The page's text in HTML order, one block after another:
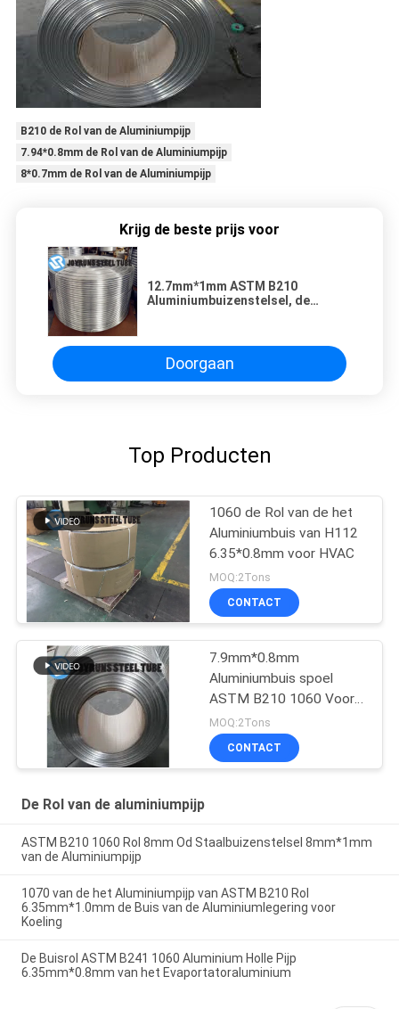
B210 de Rol van de Aluminiumpijp
7.94*0.8mm de Rol van de Aluminiumpijp
8*0.7mm de Rol van de Aluminiumpijp
Krijg de beste prijs voor
12.7mm*1mm ASTM B210
Aluminiumbuizenstelsel, de
Doorgaan
Top Producten
1060 de Rol van de het
Aluminiumbuis van H112
6.35*0.8mm voor HVAC
MOQ:2Tons
CONTACT
7.9mm*0.8mm
Aluminiumbuis spoel
ASTM B210 1060 Voor
verdamper
MOQ:2Tons
CONTACT
De Rol van de aluminiumpijp
ASTM B210 1060 Rol 8mm Od Staalbuizenstelsel 8mm*1mm
van de Aluminiumpijp
1070 van de het Aluminiumpijp van ASTM B210 Rol
6.35mm*1.0mm de Buis van de Aluminiumlegering voor
Koeling
De Buisrol ASTM B241 1060 Aluminium Holle Pijp
6.35mm*0.8mm van het Evaportatoraluminium